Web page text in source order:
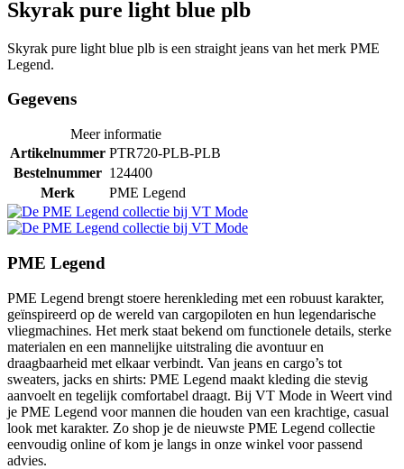
Skyrak pure light blue plb
Skyrak pure light blue plb is een straight jeans van het merk PME
Legend.
Gegevens
Meer informatie
Artikelnummer PTR720-PLB-PLB
Bestelnummer 124400
Merk
PME Legend
PME Legend
PME Legend brengt stoere herenkleding met een robuust karakter,
geïnspireerd op de wereld van cargopiloten en hun legendarische
vliegmachines. Het merk staat bekend om functionele details, sterke
materialen en een mannelijke uitstraling die avontuur en
draagbaarheid met elkaar verbindt. Van jeans en cargo’s tot
sweaters, jacks en shirts: PME Legend maakt kleding die stevig
aanvoelt en tegelijk comfortabel draagt. Bij VT Mode in Weert vind
je PME Legend voor mannen die houden van een krachtige, casual
look met karakter. Zo shop je de nieuwste PME Legend collectie
eenvoudig online of kom je langs in onze winkel voor passend
advies.